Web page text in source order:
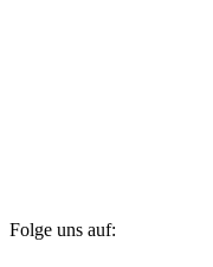
Folge uns auf: